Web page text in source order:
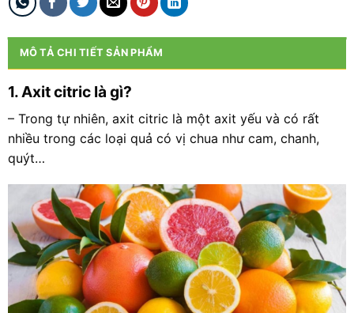
MÔ TẢ CHI TIẾT SẢN PHẨM
1. Axit citric là gì?
– Trong tự nhiên, axit citric là một axit yếu và có rất
nhiều trong các loại quả có vị chua như cam, chanh,
quýt…